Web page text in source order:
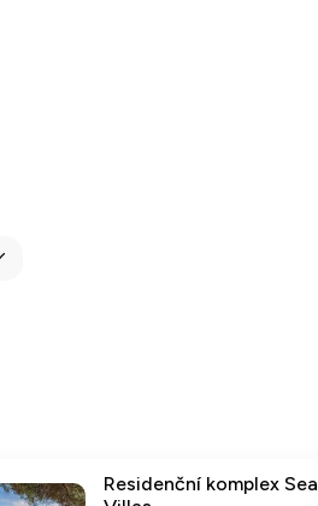
Residenční komplex Sea